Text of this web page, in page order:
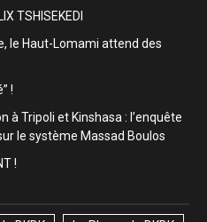
TSHISEKEDI
le Haut-Lomami attend des
!
à Tripoli et Kinshasa : l’enquête
le système Massad Boulos
!